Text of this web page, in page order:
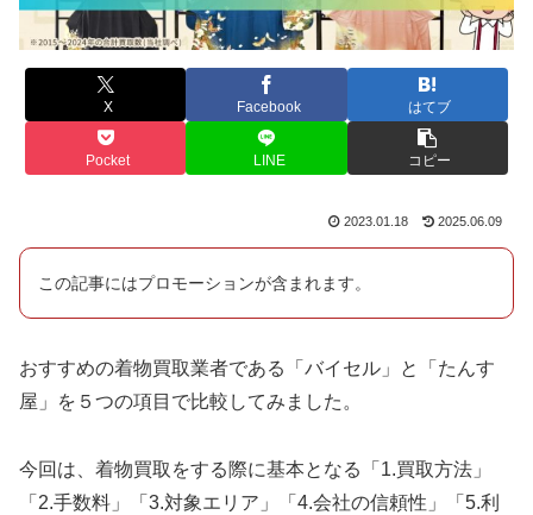
X Facebook はてブ
Pocket LINE コピー
2023.01.18 2025.06.09
この記事にはプロモーションが含まれます。
おすすめの着物買取業者である「バイセル」と「たんす
屋」を５つの項目で比較してみました。
今回は、着物買取をする際に基本となる「1.買取方法」
「2.手数料」「3.対象エリア」「4.会社の信頼性」「5.利